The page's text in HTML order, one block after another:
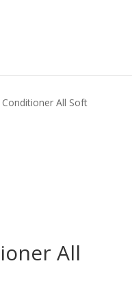
All Soft
All